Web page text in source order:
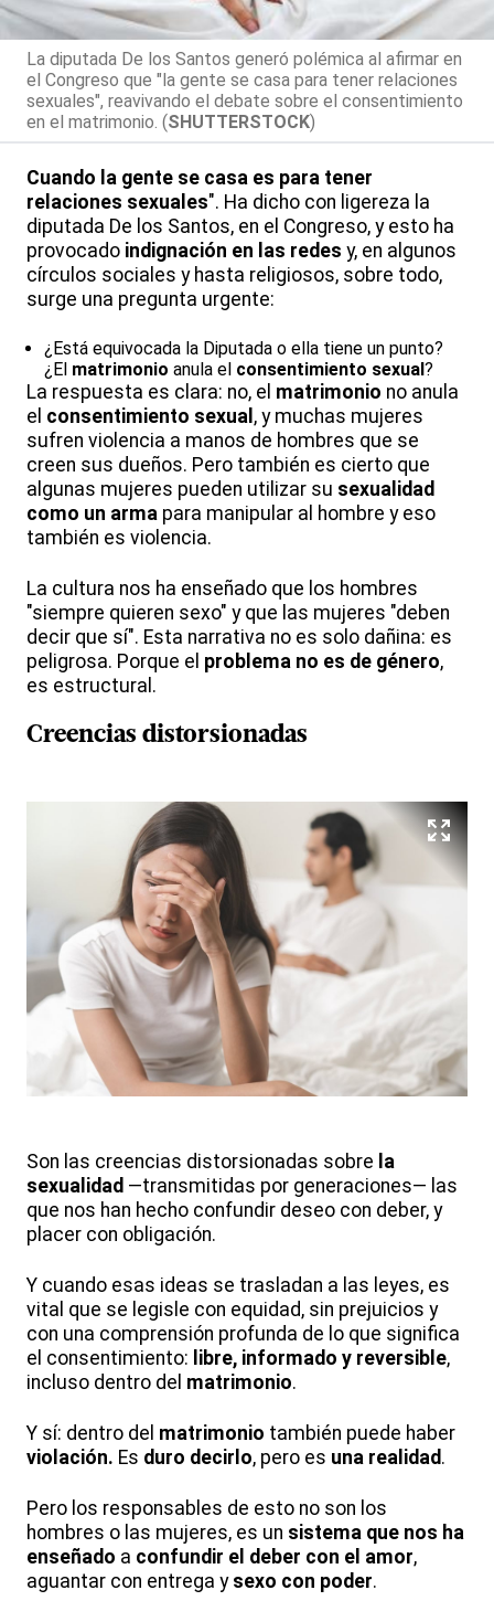
La diputada De los Santos generó polémica al afirmar en
el Congreso que "la gente se casa para tener relaciones
sexuales", reavivando el debate sobre el consentimiento
en el matrimonio. (SHUTTERSTOCK)
Cuando la gente se casa es para tener
relaciones sexuales". Ha dicho con ligereza la
diputada De los Santos, en el Congreso, y esto ha
provocado indignación en las redes y, en algunos
círculos sociales y hasta religiosos, sobre todo,
surge una pregunta urgente:
¿Está equivocada la Diputada o ella tiene un punto?
¿El matrimonio anula el consentimiento sexual?
La respuesta es clara: no, el matrimonio no anula
el consentimiento sexual , y muchas mujeres
sufren violencia a manos de hombres que se
creen sus dueños. Pero también es cierto que
algunas mujeres pueden utilizar su sexualidad
como un arma para manipular al hombre y eso
también es violencia.
La cultura nos ha enseñado que los hombres
"siempre quieren sexo" y que las mujeres "deben
decir que sí". Esta narrativa no es solo dañina: es
peligrosa. Porque el problema no es de género,
es estructural.
Creencias distorsionadas
Son las creencias distorsionadas sobre la
sexualidad —transmitidas por generaciones— las
que nos han hecho confundir deseo con deber, y
placer con obligación.
Y cuando esas ideas se trasladan a las leyes, es
vital que se legisle con equidad, sin prejuicios y
con una comprensión profunda de lo que significa
el consentimiento: libre, informado y reversible,
incluso dentro del matrimonio.
Y sí: dentro del matrimonio también puede haber
violación. Es duro decirlo, pero es una realidad .
Pero los responsables de esto no son los
hombres o las mujeres, es un sistema que nos ha
enseñado a confundir el deber con el amor,
aguantar con entrega y sexo con poder.